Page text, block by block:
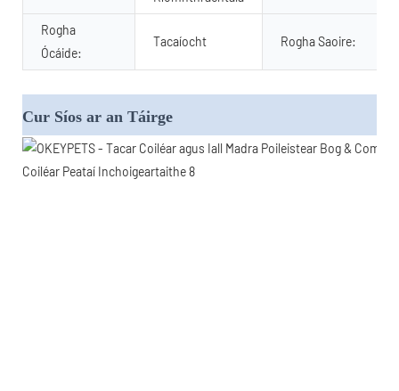
Rogha
Ócáide:
Tacaíocht Rogha Saoire:
Cur Síos ar an Táirge